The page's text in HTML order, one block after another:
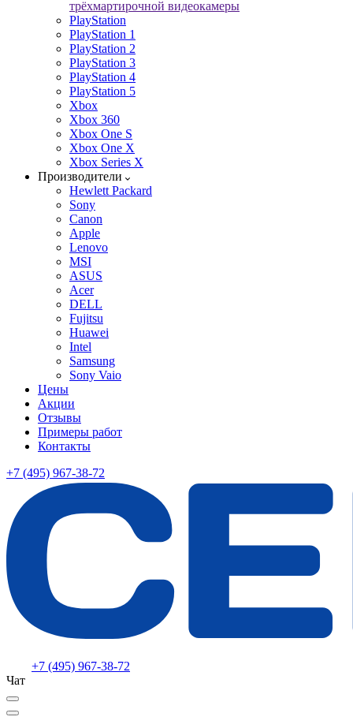
трёхмартирочной видеокамеры
PlayStation
PlayStation 1
PlayStation 2
PlayStation 3
PlayStation 4
PlayStation 5
Xbox
Xbox 360
Xbox One S
Xbox One X
Xbox Series X
Производители
Hewlett Packard
Sony
Canon
Apple
Lenovo
MSI
ASUS
Acer
DELL
Fujitsu
Huawei
Intel
Samsung
Sony Vaio
Цены
Акции
Отзывы
Примеры работ
Контакты
+7 (495) 967-38-72
+7 (495) 967-38-72
Чат